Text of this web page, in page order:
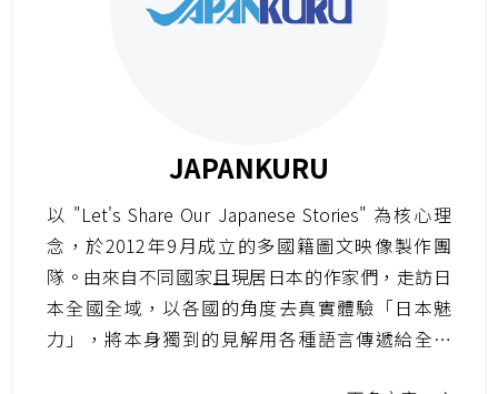
JAPANKURU
以 "Let's Share Our Japanese Stories" 為核心理
念，於2012年9月成立的多國籍圖文映像製作團
隊。由來自不同國家且現居日本的作家們，走訪日
本全國全域，以各國的角度去真實體驗「日本魅
力」，將本身獨到的見解用各種語言傳遞給全世